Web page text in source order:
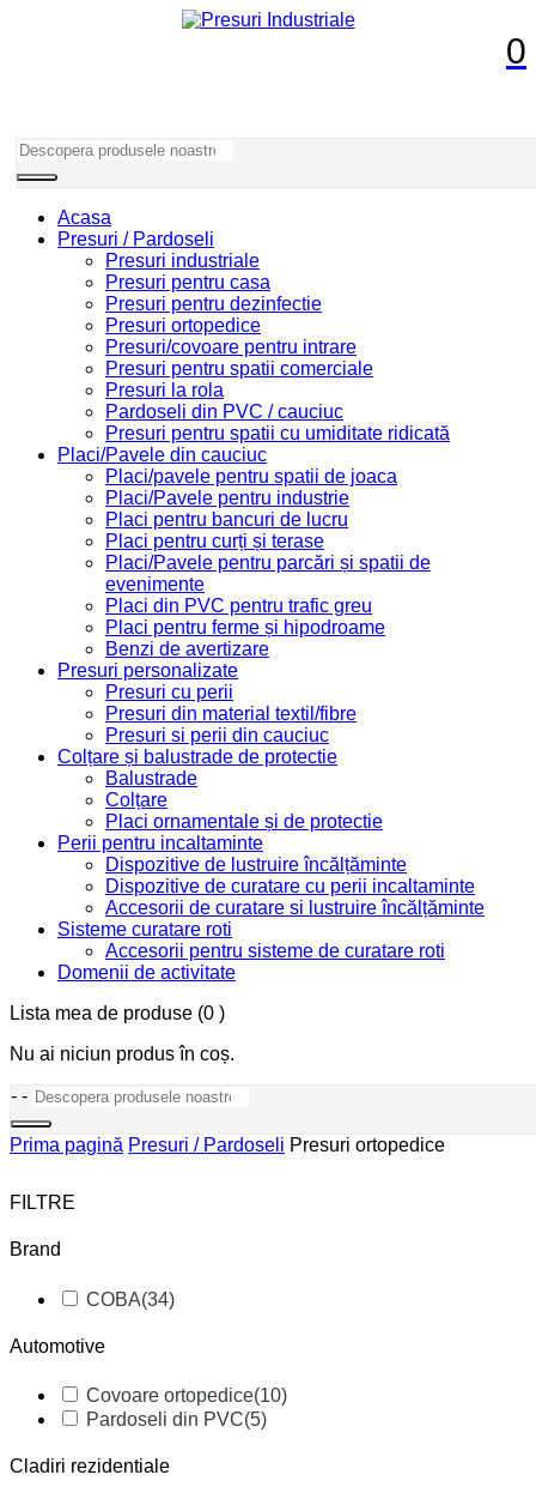
0
Acasa
Presuri / Pardoseli
Presuri industriale
Presuri pentru casa
Presuri pentru dezinfectie
Presuri ortopedice
Presuri/covoare pentru intrare
Presuri pentru spatii comerciale
Presuri la rola
Pardoseli din PVC / cauciuc
Presuri pentru spatii cu umiditate ridicată
Placi/Pavele din cauciuc
Placi/pavele pentru spatii de joaca
Placi/Pavele pentru industrie
Placi pentru bancuri de lucru
Placi pentru curți și terase
Placi/Pavele pentru parcări și spatii de
evenimente
Placi din PVC pentru trafic greu
Placi pentru ferme și hipodroame
Benzi de avertizare
Presuri personalizate
Presuri cu perii
Presuri din material textil/fibre
Presuri si perii din cauciuc
Colțare și balustrade de protectie
Balustrade
Colțare
Placi ornamentale și de protectie
Perii pentru incaltaminte
Dispozitive de lustruire încălțăminte
Dispozitive de curatare cu perii incaltaminte
Accesorii de curatare si lustruire încălțăminte
Sisteme curatare roti
Accesorii pentru sisteme de curatare roti
Domenii de activitate
Lista mea de produse (0 )
Nu ai niciun produs în coș.
- -
Prima pagină Presuri / Pardoseli Presuri ortopedice
FILTRE
Brand
COBA(34)
Automotive
Covoare ortopedice(10)
Pardoseli din PVC(5)
Cladiri rezidentiale